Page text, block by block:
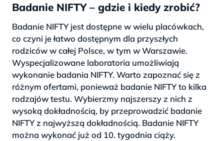
Badanie NIFTY – gdzie i kiedy zrobić?
Badanie NIFTY jest dostępne w wielu placówkach,
co czyni je łatwo dostępnym dla przyszłych
rodziców w całej Polsce, w tym w Warszawie.
Wyspecjalizowane laboratoria umożliwiają
wykonanie badania NIFTY. Warto zapoznać się z
różnym ofertami, ponieważ badanie NIFTY to kilka
rodzajów testu. Wybierzmy najszerszy z nich z
wysoką dokładnością, by przeprowadzić badanie
NIFTY z najwyższą dokładnością. Badanie NIFTY
można wykonać już od 10. tygodnia ciąży.